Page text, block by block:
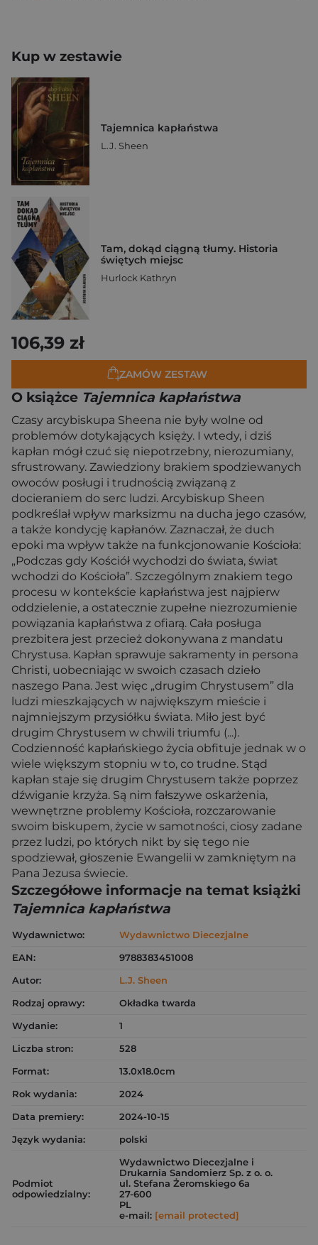
Kup w zestawie
Tajemnica kapłaństwa
L.J. Sheen
Tam, dokąd ciągną tłumy. Historia
świętych miejsc
Hurlock Kathryn
106,39 zł
ZAMÓW ZESTAW
O książce Tajemnica kapłaństwa
Czasy arcybiskupa Sheena nie były wolne od
problemów dotykających księży. I wtedy, i dziś
kapłan mógł czuć się niepotrzebny, nierozumiany,
sfrustrowany. Zawiedziony brakiem spodziewanych
owoców posługi i trudnością związaną z
docieraniem do serc ludzi. Arcybiskup Sheen
podkreślał wpływ marksizmu na ducha jego czasów,
a także kondycję kapłanów. Zaznaczał, że duch
epoki ma wpływ także na funkcjonowanie Kościoła:
„Podczas gdy Kościół wychodzi do świata, świat
wchodzi do Kościoła”. Szczególnym znakiem tego
procesu w kontekście kapłaństwa jest najpierw
oddzielenie, a ostatecznie zupełne niezrozumienie
powiązania kapłaństwa z ofiarą. Cała posługa
prezbitera jest przecież dokonywana z mandatu
Chrystusa. Kapłan sprawuje sakramenty in persona
Christi, uobecniając w swoich czasach dzieło
naszego Pana. Jest więc „drugim Chrystusem” dla
ludzi mieszkających w największym mieście i
najmniejszym przysiółku świata. Miło jest być
drugim Chrystusem w chwili triumfu (...).
Codzienność kapłańskiego życia obfituje jednak w o
wiele większym stopniu w to, co trudne. Stąd
kapłan staje się drugim Chrystusem także poprzez
dźwiganie krzyża. Są nim fałszywe oskarżenia,
wewnętrzne problemy Kościoła, rozczarowanie
swoim biskupem, życie w samotności, ciosy zadane
przez ludzi, po których nikt by się tego nie
spodziewał, głoszenie Ewangelii w zamkniętym na
Pana Jezusa świecie.
Szczegółowe informacje na temat książki
Tajemnica kapłaństwa
Wydawnictwo:
Wydawnictwo Diecezjalne
EAN:
9788383451008
Autor:
L.J. Sheen
Rodzaj oprawy:
Okładka twarda
Wydanie:
1
Liczba stron:
528
Format:
13.0x18.0cm
Rok wydania:
2024
Data premiery:
2024-10-15
Język wydania:
polski
Podmiot
odpowiedzialny:
Wydawnictwo Diecezjalne i
Drukarnia Sandomierz Sp. z o. o.
ul. Stefana Żeromskiego 6a
27-600
PL
e-mail: [email protected]